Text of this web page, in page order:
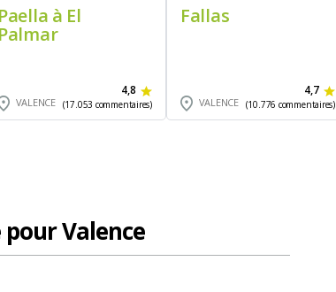
à El
VALENCE
4,8
(17.053 commentaires)
Fallas
VALENCE
4,7
(10.776 commentaires)
Valence